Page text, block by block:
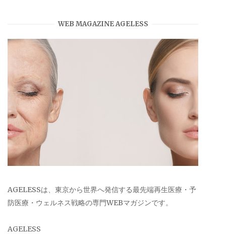
WEB MAGAZINE AGELESS
AGELESSは、東京から世界へ発信する最先端再生医療・予
防医療・ウェルネス戦略の専門WEBマガジンです。
AGELESS